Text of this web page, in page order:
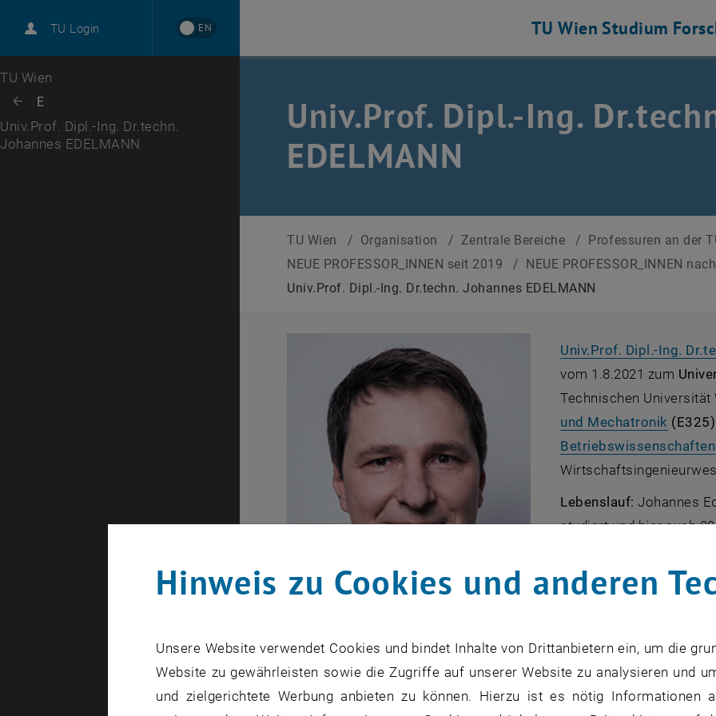
TU Login EN
Karriere
Zur 1. Menü Ebene
TU Wien
Zurück: Subseiten von E auflisten
Zurück zur letzten Ebene:
E
Univ.Prof. Dipl.-Ing. Dr.techn.
Johannes EDELMANN
TU Wien Studium
Univ.Prof. Dipl.-Ing.
EDELMANN
TU Wien / Organisation / Zentrale Bereiche / Professuren an der
NEUE PROFESSOR_INNEN seit 2019
/ NEUE PROFESSOR_INNEN
Univ.Prof. Dipl.-Ing. Dr.techn. Johannes EDELMANN
© Tiss: Johannes Edelmann
Univ.Prof. Dipl.-Ing.
vom 1.8.2021 zum
Technischen
und Mechatronik ,
(E325)
Betriebswissenschaften
Lebenslauf:Johannes
studiert und hier auch
im Bereich Technische
"Konsistente
zum Assoziierten
Spezielle Funktionen an
Hinweis zu Cookies und anderen
Unsere Website verwendet Cookies und bindet Inhalte von Drittanbietern ein, um die
Website zu gewährleisten sowie die Zugriffe auf unserer Website zu analysieren und
und zielgerichtete Werbung anbieten zu können. Hierzu ist es nötig Informationen